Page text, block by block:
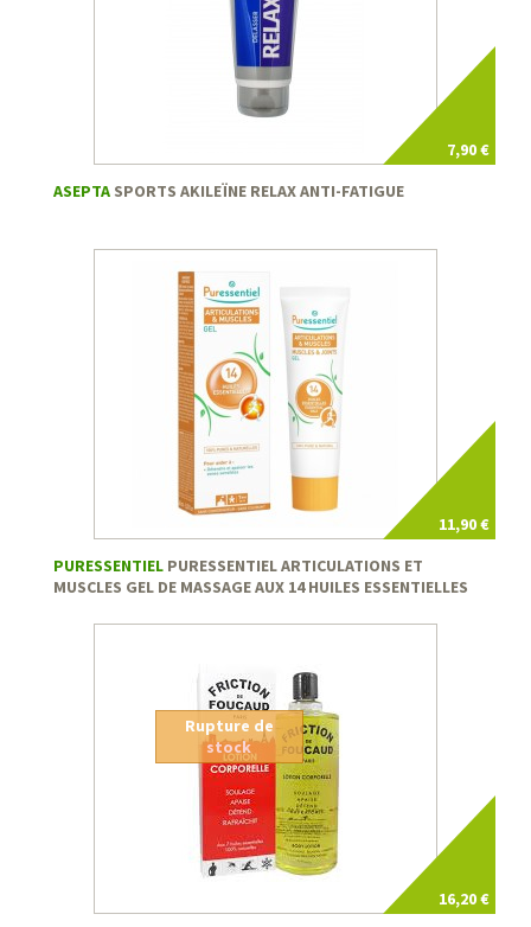
7,90 €
ASEPTA SPORTS AKILEÏNE RELAX ANTI-FATIGUE
11,90 €
PURESSENTIEL PURESSENTIEL ARTICULATIONS ET
MUSCLES GEL DE MASSAGE AUX 14 HUILES ESSENTIELLES
16,20 €
Rupture de
stock